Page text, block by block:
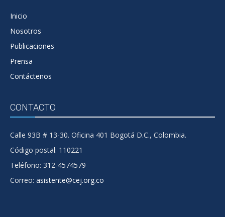
Inicio
Nosotros
Publicaciones
Prensa
Contáctenos
CONTACTO
Calle 93B # 13-30. Oficina 401 Bogotá D.C., Colombia.
Código postal: 110221
Teléfono: 312-4574579
Correo: asistente@cej.org.co